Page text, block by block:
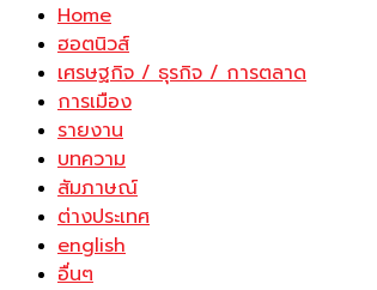
Home
ฮอตนิวส์
เศรษฐกิจ / ธุรกิจ / การตลาด
การเมือง
รายงาน
บทความ
สัมภาษณ์
ต่างประเทศ
english
อื่นๆ